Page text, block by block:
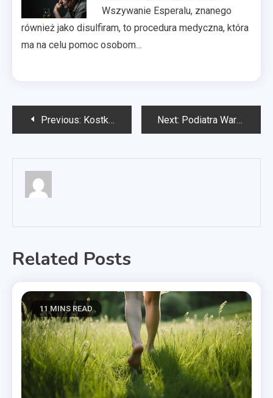
Wszywanie Esperalu, znanego
również jako disulfiram, to procedura medyczna, która
ma na celu pomoc osobom…
Nawigacja
Previous: Kostka brukowa Szczecin Next: Podiatra Warszawa
Related Posts
11 MINS READ